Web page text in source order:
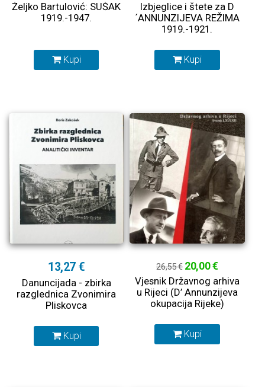
Željko Bartulović: SUŠAK
1919.-1947.
Kupi
Izbjeglice i štete za D
´ANNUNZIJEVA REŽIMA
1919.-1921.
Kupi
13,27 €
Danuncijada - zbirka
razglednica Zvonimira
Pliskovca
Kupi
26,55 € 20,00 €
Vjesnik Državnog arhiva
u Rijeci (D’ Annunzijeva
okupacija Rijeke)
Kupi